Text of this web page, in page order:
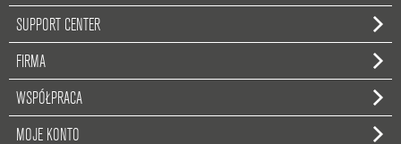
SUPPORT CENTER
FIRMA
WSPÓŁPRACA
MOJE KONTO